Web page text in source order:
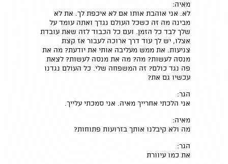
מאיה:
לא. אני אוהבת אותו אם לא איכפת לך. את לא
מבינה מה זה כשכל העולם נגדך ואתה עומד על
שלך לבד כל הזמן. ועם כל הכבוד לזה שאת עובדת
אצלו, יש לך עוד דרך ארוכה לעבור אז קצת
צניעות. את ממש מעליבה אותי את יודעת? מה את
מנסה לעשות? מה? מה את מנסה לעשות? לצאת
פה נגד כולם? זה המשפחה שלי. כל העולם נגדנו
עכשיו גם את?
הגר:
אני הלכתי אחרייך מאיה. אני סמכתי עלייך.
מאיה:
מה ולא קיבלנו אותך בזרועות פתוחות?
הגר:
את כמו עיוורת